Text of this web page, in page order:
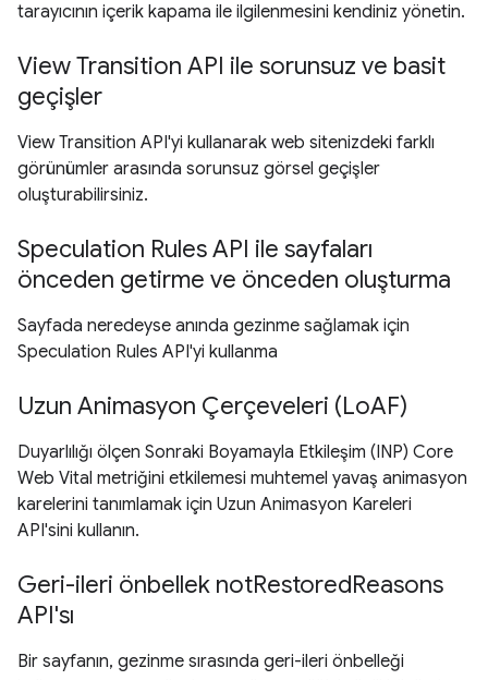
tarayıcının içerik kapama ile ilgilenmesini kendiniz yönetin.
View Transition API ile sorunsuz ve basit
geçişler
View Transition API'yi kullanarak web sitenizdeki farklı
görünümler arasında sorunsuz görsel geçişler
oluşturabilirsiniz.
Speculation Rules API ile sayfaları
önceden getirme ve önceden oluşturma
Sayfada neredeyse anında gezinme sağlamak için
Speculation Rules API'yi kullanma
Uzun Animasyon Çerçeveleri (LoAF)
Duyarlılığı ölçen Sonraki Boyamayla Etkileşim (INP) Core
Web Vital metriğini etkilemesi muhtemel yavaş animasyon
karelerini tanımlamak için Uzun Animasyon Kareleri
API'sini kullanın.
Geri-ileri önbellek notRestoredReasons
API'sı
Bir sayfanın, gezinme sırasında geri-ileri önbelleği